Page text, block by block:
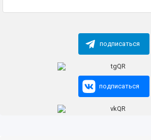
подписаться
подписаться